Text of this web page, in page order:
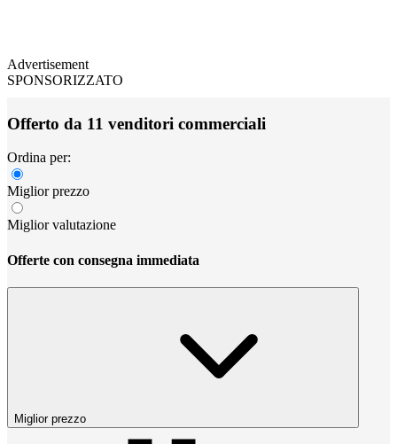
Advertisement
SPONSORIZZATO
Offerto da 11 venditori commerciali
Ordina per:
Miglior prezzo
Miglior valutazione
Offerte con consegna immediata
Miglior prezzo